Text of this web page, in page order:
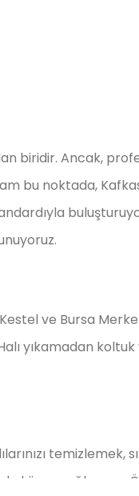
biridir. Ancak,
bu noktada,
ve Bursa
yıkamadan
temizlemek,
hijyen sağlıyoruz.